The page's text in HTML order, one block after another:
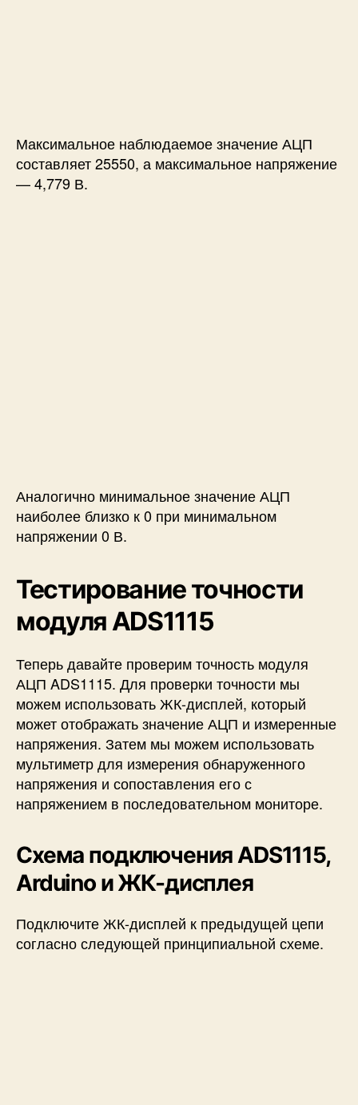
Максимальное наблюдаемое значение АЦП
составляет 25550, а максимальное напряжение
— 4,779 В.
Аналогично минимальное значение АЦП
наиболее близко к 0 при минимальном
напряжении 0 В.
Тестирование точности
модуля ADS1115
Теперь давайте проверим точность модуля
АЦП ADS1115. Для проверки точности мы
можем использовать ЖК-дисплей, который
может отображать значение АЦП и измеренные
напряжения. Затем мы можем использовать
мультиметр для измерения обнаруженного
напряжения и сопоставления его с
напряжением в последовательном мониторе.
Схема подключения ADS1115,
Arduino и ЖК-дисплея
Подключите ЖК-дисплей к предыдущей цепи
согласно следующей принципиальной схеме.